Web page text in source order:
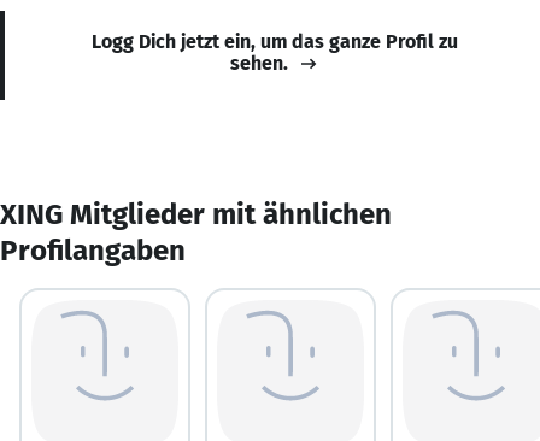
Logg Dich jetzt ein, um das ganze Profil zu
sehen.
XING Mitglieder mit ähnlichen
Profilangaben